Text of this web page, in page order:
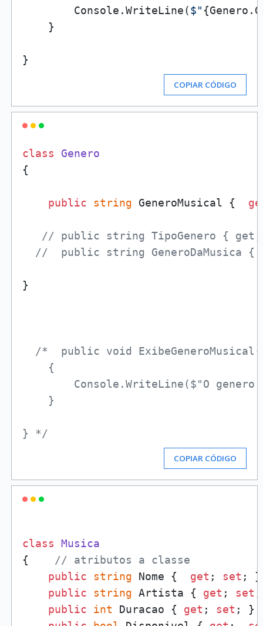
        Console.WriteLine(
$"
    }
COPIAR CÓDIGO
class
Genero
{
public string GeneroMusical {
// public string TipoGenero {
//  public string GeneroDaMusica {
}
/*  public void
    {
Console.WriteLine($"O genero
    }
} */
COPIAR CÓDIGO
class
Musica
{ // atributos a classe
public
string Nome { get ; set ;
public
string Artista { get ; set
public
int Duracao { get ; set ; }